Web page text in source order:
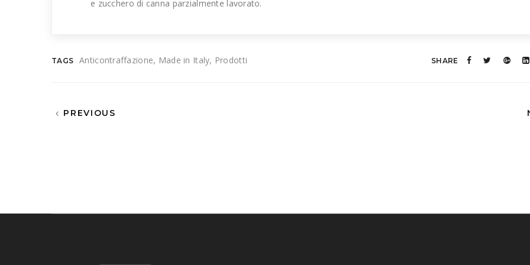
e zucchero di canna parzialmente lavorato.
TAGS Anticontraffazione Made in Italy Prodotti SHARE
PREVIOUS